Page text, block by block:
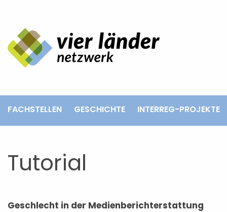
Mädchenparlament
politisch entscheiden
Erhebungen
Fachsymposium
Impressum
FACHSTELLEN GESCHICHTE INTERREG-PROJEKTE
Tutorial
Geschlecht in der Medienberichterstattung